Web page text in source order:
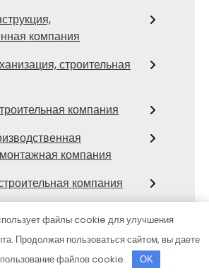
компания
строительная
компания
компания
компания
компания, ИП Иванович
файлы cookie для улучшения
Продолжая пользоваться сайтом, вы даете
файлов cookie.
OK